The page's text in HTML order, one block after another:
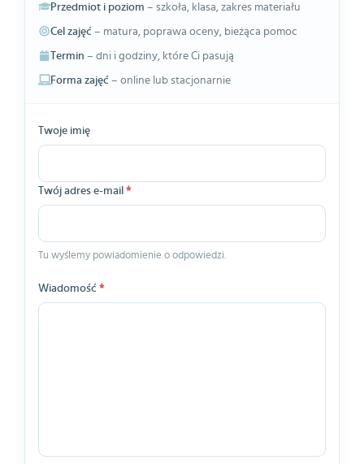
Przedmiot i poziom – szkoła, klasa, zakres materiału
Cel zajęć – matura, poprawa oceny, bieżąca pomoc
Termin – dni i godziny, które Ci pasują
Forma zajęć – online lub stacjonarnie
Twoje imię
Twój adres e-mail *
Tu wyślemy powiadomienie o odpowiedzi.
Wiadomość *